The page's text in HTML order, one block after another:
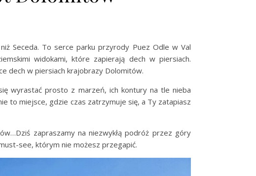
Seceda. To serce parku przyrody Puez Odle w Val
widokami, które zapierają dech w piersiach.
dech w piersiach krajobrazy Dolomitów.
wyrastać prosto z marzeń, ich kontury na tle nieba
to miejsce, gdzie czas zatrzymuje się, a Ty zatapiasz
zapraszamy na niezwykłą podróż przez góry
see, którym nie możesz przegapić.